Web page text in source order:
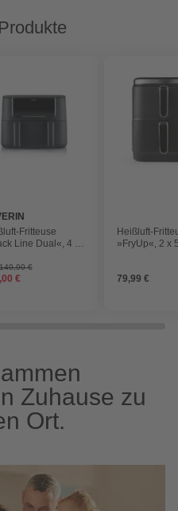
Fritteuse
Line Dual«, 4 x
€
€
Heißluft-
»FryUp«, 2 x
79,99 €
Zuhause zu
Ort.